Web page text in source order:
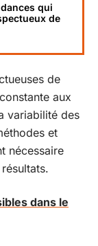
qui
de
de
aux
variabilité des
et
nécessaire
dans le